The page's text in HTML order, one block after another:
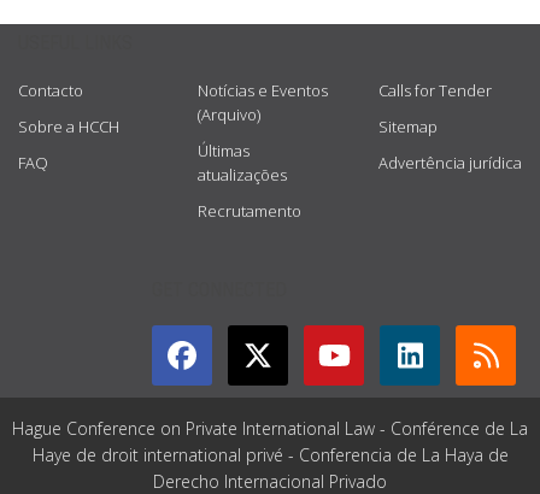
Contacto
Sobre a HCCH
FAQ
Notícias e Eventos
(Arquivo)
Últimas
atualizações
Recrutamento
Calls for Tender
Sitemap
Advertência jurídica
Hague Conference on Private International Law - Conférence de La
Haye de droit international privé - Conferencia de La Haya de
Derecho Internacional Privado